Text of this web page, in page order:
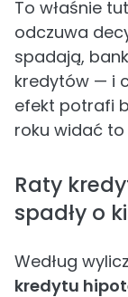
To właśnie
odczuwa
spadają,
kredytów — i
efekt potrafi
roku widać
Raty
spadły o
Według
kredytu